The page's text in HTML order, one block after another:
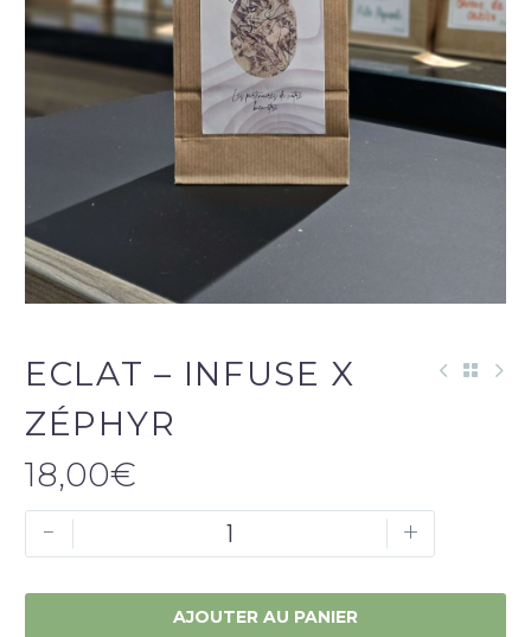
ECLAT – INFUSE X
ZÉPHYR
18,00€
- +
AJOUTER AU PANIER